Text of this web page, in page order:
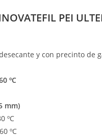
PEI
y con precinto de
ºC
mm)
ºC
ºC